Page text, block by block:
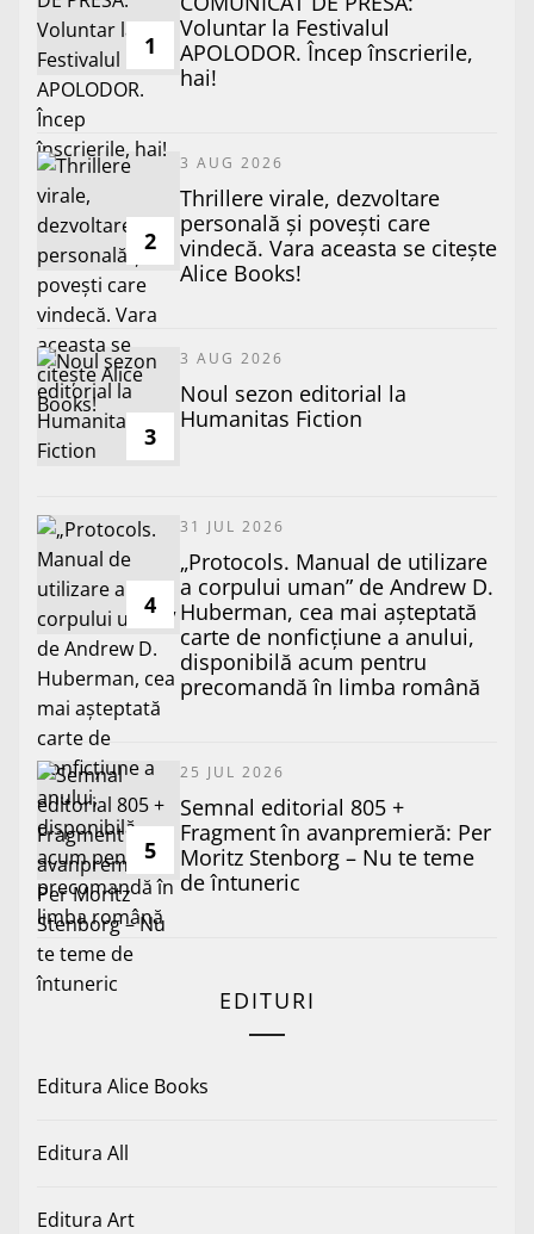
1
Voluntar la Festivalul
APOLODOR. Încep înscrierile,
hai!
2
3 AUG 2026
Thrillere virale, dezvoltare
personală și povești care
vindecă. Vara aceasta se citește
Alice Books!
3
3 AUG 2026
​Noul sezon editorial la
Humanitas Fiction
4
31 JUL 2026
„Protocols. Manual de utilizare
a corpului uman” de Andrew D.
Huberman, cea mai așteptată
carte de nonficțiune a anului,
disponibilă acum pentru
precomandă în limba română
5
25 JUL 2026
Semnal editorial 805 +
Fragment în avanpremieră: Per
Moritz Stenborg – Nu te teme
de întuneric
EDITURI
Editura Alice Books
Editura All
Editura Art